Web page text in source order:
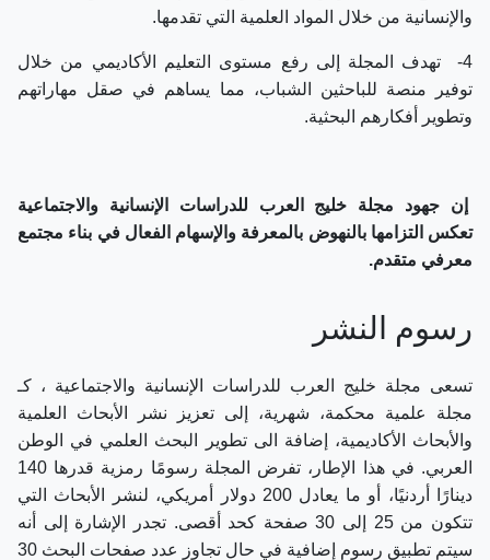
والإنسانية من خلال المواد العلمية التي تقدمها.
4- تهدف المجلة إلى رفع مستوى التعليم الأكاديمي من خلال
توفير منصة للباحثين الشباب، مما يساهم في صقل مهاراتهم
وتطوير أفكارهم البحثية.
إن جهود مجلة خليج العرب للدراسات الإنسانية والاجتماعية
تعكس التزامها بالنهوض بالمعرفة والإسهام الفعال في بناء مجتمع
معرفي متقدم.
رسوم النشر
تسعى مجلة خليج العرب للدراسات الإنسانية والاجتماعية ، كـ
مجلة علمية محكمة، شهرية، إلى تعزيز نشر الأبحاث العلمية
والأبحاث الأكاديمية، إضافة الى تطوير البحث العلمي في الوطن
العربي. في هذا الإطار، تفرض المجلة رسومًا رمزية قدرها 140
دينارًا أردنيًا، أو ما يعادل 200 دولار أمريكي، لنشر الأبحاث التي
تتكون من 25 إلى 30 صفحة كحد أقصى.
تجدر الإشارة إلى أنه
سيتم تطبيق رسوم إضافية في حال تجاوز عدد صفحات البحث 30